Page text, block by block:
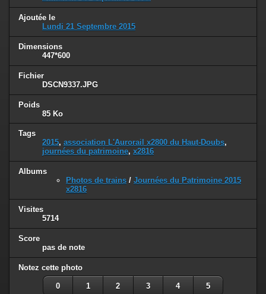
Ajoutée le
Lundi 21 Septembre 2015
Dimensions
447*600
Fichier
DSCN9337.JPG
Poids
85 Ko
Tags
2015, association L'Aurorail x2800 du Haut-Doubs,
journées du patrimoine, x2816
Albums
Photos de trains / Journées du Patrimoine 2015
x2816
Visites
5714
Score
pas de note
Notez cette photo
0 1 2 3 4 5